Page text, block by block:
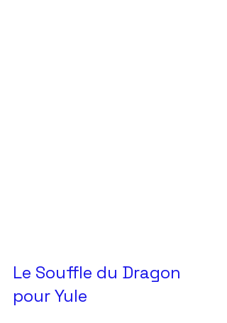
Le Souffle du Dragon
pour Yule